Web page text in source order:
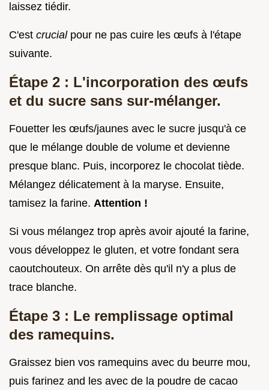
laissez tiédir.
C'est crucial pour ne pas cuire les œufs à l'étape
suivante.
Étape 2 : L'incorporation des œufs
et du sucre sans sur-mélanger.
Fouetter les œufs/jaunes avec le sucre jusqu'à ce
que le mélange double de volume et devienne
presque blanc. Puis, incorporez le chocolat tiède.
Mélangez délicatement à la maryse. Ensuite,
tamisez la farine. Attention !
Si vous mélangez trop après avoir ajouté la farine,
vous développez le gluten, et votre fondant sera
caoutchouteux. On arrête dès qu'il n'y a plus de
trace blanche.
Étape 3 : Le remplissage optimal
des ramequins.
Graissez bien vos ramequins avec du beurre mou,
puis farinez and les avec de la poudre de cacao